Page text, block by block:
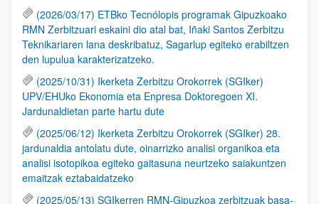
(2026/03/17) ETBko Tecnólopis programak Gipuzkoako
RMN Zerbitzuari eskaini dio atal bat, Iñaki Santos Zerbitzu
Teknikariaren lana deskribatuz, Sagarlup egiteko erabiltzen
den lupulua karakterizatzeko.
(2025/10/31) Ikerketa Zerbitzu Orokorrek (SGIker)
UPV/EHUko Ekonomia eta Enpresa Doktoregoen XI.
Jardunaldietan parte hartu dute
(2025/06/12) Ikerketa Zerbitzu Orokorrek (SGIker) 28.
jardunaldia antolatu dute, oinarrizko analisi organikoa eta
analisi isotopikoa egiteko gaitasuna neurtzeko saiakuntzen
emaitzak eztabaidatzeko
(2025/05/13) SGIkerren RMN-Gipuzkoa zerbitzuak basa-